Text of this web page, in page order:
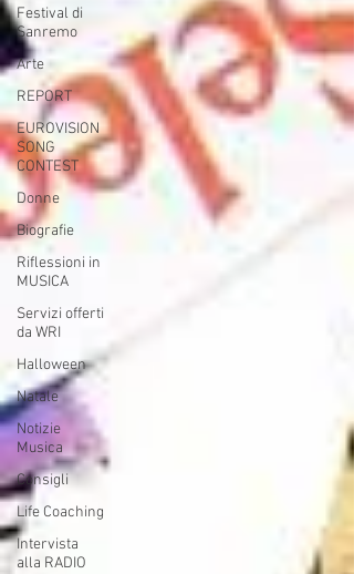
Festival di
Sanremo
Arte
REPORT
EUROVISION
SONG
CONTEST
Donne
Biografie
Riflessioni in
MUSICA
Servizi offerti
da WRI
Halloween
Natale
Notizie
Musica
Consigli
Life Coaching
Intervista
alla RADIO